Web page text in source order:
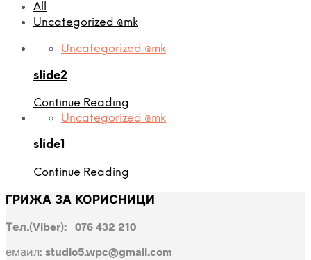
All
Uncategorized @mk
Uncategorized @mk
slide2
Continue Reading
Uncategorized @mk
slide1
Continue Reading
ГРИЖА ЗА КОРИСНИЦИ
Тел.(Viber): 076 432 210
емаил: studio5.wpc@gmail.com